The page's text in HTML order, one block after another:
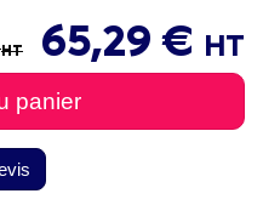
HT 65,29 € HT
panier